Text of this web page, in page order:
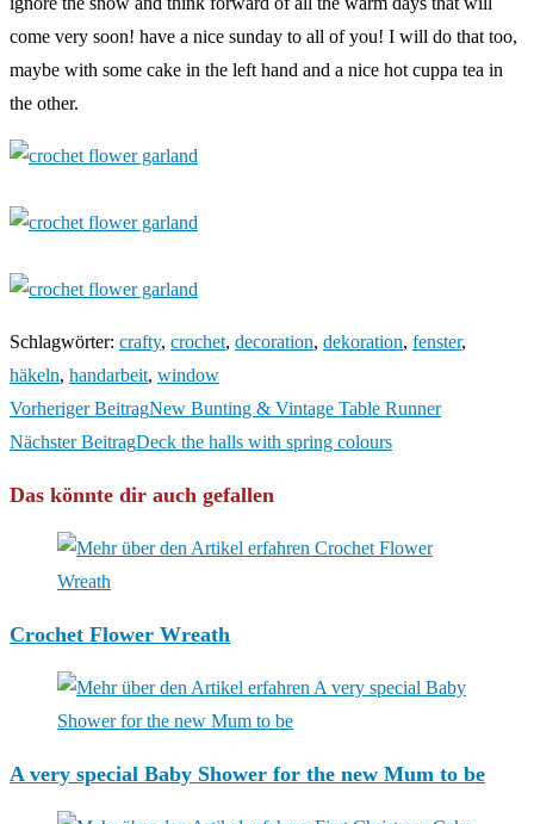
come very soon! have a nice sunday to all of you! I will do that too,
maybe with some cake in the left hand and a nice hot cuppa tea in
the other.
Schlagwörter: crafty, crochet, decoration, dekoration, fenster,
häkeln, handarbeit, window
Weitere
Artikel
Vorheriger BeitragNew Bunting & Vintage Table Runner
Nächster BeitragDeck the halls with spring colours
Das könnte dir auch gefallen
Crochet Flower Wreath
A very special Baby Shower for the new Mum to be